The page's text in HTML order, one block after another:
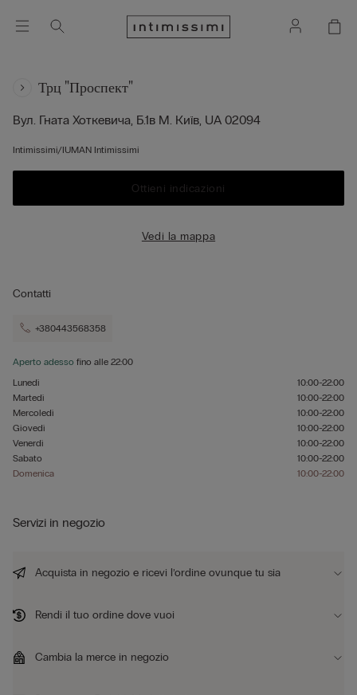
Трц "проспект"
Вул. Гната Хоткевича, Б.1в М. Київ, UA 02094
Intimissimi/IUMAN Intimissimi
Ottieni indicazioni
Vedi la mappa
Contatti
+380443568358
Aperto adesso fino alle 22:00
Lunedì
10:00-22:00
Martedì
10:00-22:00
Mercoledì
10:00-22:00
Giovedì
10:00-22:00
Venerdì
10:00-22:00
Sabato
10:00-22:00
Domenica
10:00-22:00
Servizi in negozio
Acquista in negozio e ricevi l’ordine ovunque tu sia
Rendi il tuo ordine dove vuoi
Cambia la merce in negozio